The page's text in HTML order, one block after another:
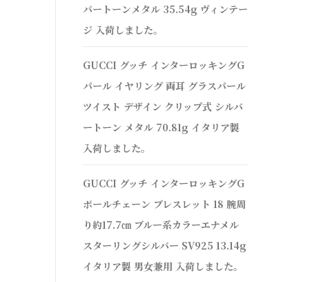
バートーンメタル 35.54g ヴィンテー
ジ 入荷しました。
GUCCI グッチ インターロッキングG
パール イヤリング 両耳 グラスパール
ツイスト デザイン クリップ式 シルバ
ートーン メタル 70.81g イタリア製
入荷しました。
GUCCI グッチ インターロッキングG
ボールチェーン ブレスレット 18 腕周
り約17.7㎝ ブルー系カラーエナメル
スターリングシルバー SV925 13.14g
イタリア製 男女兼用 入荷しました。